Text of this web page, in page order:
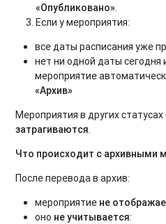
«Опубликовано».
Если у мероприятия:
все даты расписания уже
нет ни одной даты
мероприятие
«Архив»
Мероприятия в других
затрагиваются.
Что происходит с архивными
После перевода в архив:
мероприятие не
оно не учитывается: